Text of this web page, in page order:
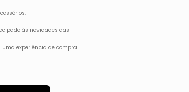
às novidades das
experiência de compra